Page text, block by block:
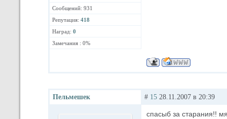
Сообщений: 931
Репутация: 418
Наград: 0
Замечания : 0%
Пельмешек # 15 28.11.2007 в 20:39
спасыб за старания!!